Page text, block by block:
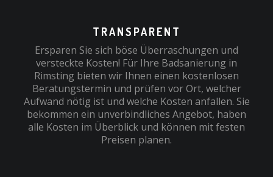
TRANSPARENT
Ersparen Sie sich böse Überraschungen und
versteckte Kosten! Für Ihre Badsanierung in
Rimsting bieten wir Ihnen einen kostenlosen
Beratungstermin und prüfen vor Ort, welcher
Aufwand nötig ist und welche Kosten anfallen. Sie
bekommen ein unverbindliches Angebot, haben
alle Kosten im Überblick und können mit festen
Preisen planen.